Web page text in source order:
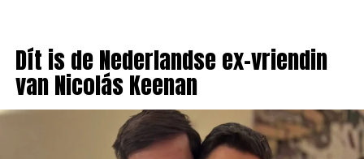
Dít is de Nederlandse ex-vriendin
van Nicolás Keenan